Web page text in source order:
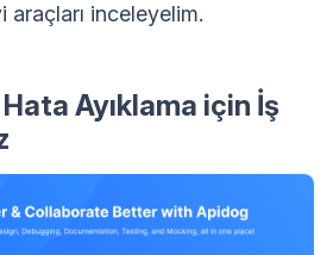
araçları inceleyelim.
Ayıklama için İş